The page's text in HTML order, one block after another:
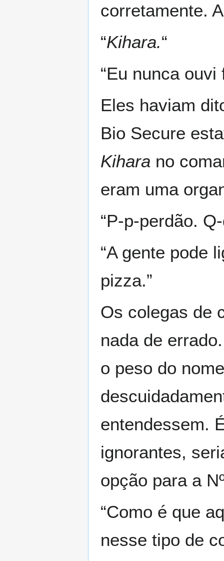
corretamente.
“Kihara.“
“Eu nunca
Eles haviam
Bio Secure
Kihara no
eram uma
“P-p-perdão.
“A gente pode
pizza.”
Os colegas de
nada de
o peso do
entendessem.
ignorantes,
opção para a
“Como é que
nesse tipo de